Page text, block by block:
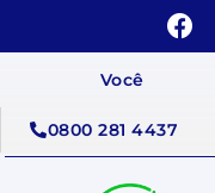
Você
0800 281 4437